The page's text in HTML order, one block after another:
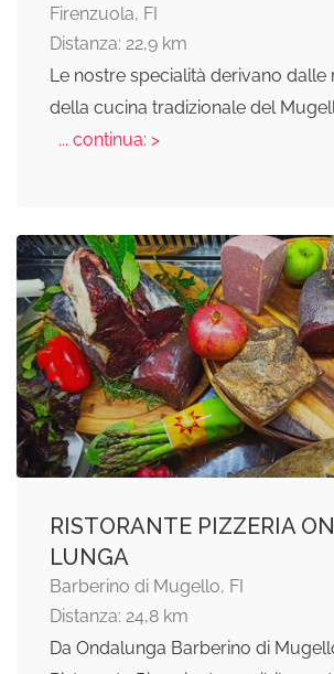
Firenzuola, FI
Distanza: 22,9 km
Le nostre specialità derivano dalle
della cucina tradizionale del
... continua: >
RISTORANTE PIZZERIA
LUNGA
Barberino di Mugello, FI
Distanza: 24,8 km
Da Ondalunga Barberino di